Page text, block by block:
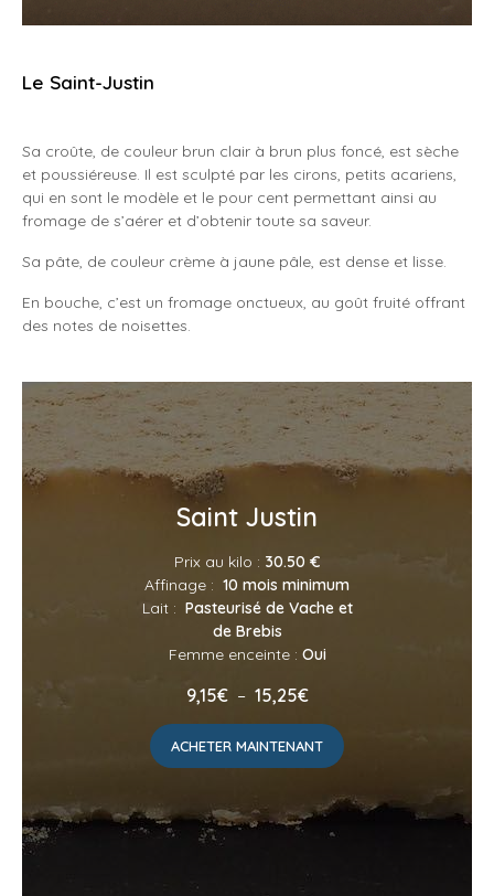
Le Saint-Justin
Sa croûte, de couleur brun clair à brun plus foncé, est sèche
et poussiéreuse. Il est sculpté par les cirons, petits acariens,
qui en sont le modèle et le pour cent permettant ainsi au
fromage de s’aérer et d’obtenir toute sa saveur.
Sa pâte, de couleur crème à jaune pâle, est dense et lisse.
En bouche, c’est un fromage onctueux, au goût fruité offrant
des notes de noisettes.
Saint Justin
Prix au kilo : 30.50 €
Affinage : 10 mois minimum
Lait : Pasteurisé de Vache et
de Brebis
Femme enceinte : Oui
9,15€ – 15,25€Plage
prix :
9,15€
15,25€
ACHETER MAINTENANT